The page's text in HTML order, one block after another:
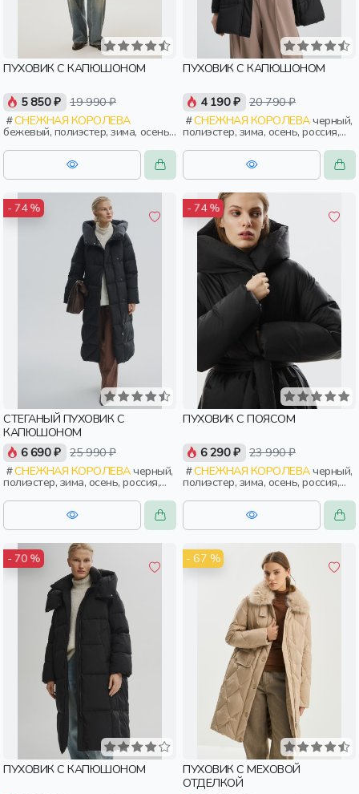
ПУХОВИК С КАПЮШОНОМ
5 850 ₽ 19 990 ₽
СНЕЖНАЯ КОРОЛЕВА
бежевый, полиэстер, зима, осень,
россия, прямые, капюшон,
застежка, утепленные, ворот,
кнопки, прорези, карман,
воротник, воротник-стойка,
ПУХОВИК С КАПЮШОНОМ
4 190 ₽ 20 790 ₽
СНЕЖНАЯ КОРОЛЕВАчерный,
полиэстер, зима, осень, россия,
капюшон, застежка, утепленные,
стеганые, кнопки, прорези,
карман, воротник, воротник-
стойка, женщины, взрослые
- 74 %
СТЕГАНЫЙ ПУХОВИК С
КАПЮШОНОМ
6 690 ₽ 25 990 ₽
СНЕЖНАЯ КОРОЛЕВАчерный,
полиэстер, зима, осень, россия,
прямые, удлиненные, капюшон,
застежка, кнопки, прорези,
карман, объемные, женщины,
взрослые
- 74 %
ПУХОВИК С ПОЯСОМ
6 290 ₽ 23 990 ₽
СНЕЖНАЯ КОРОЛЕВАчерный,
полиэстер, зима, осень, россия,
капюшон, застежка, утепленные,
приталенные, кнопки, прорези,
карман, пояс, женщины, взрослые
- 70 %
ПУХОВИК С КАПЮШОНОМ
- 67 %
ПУХОВИК С МЕХОВОЙ
ОТДЕЛКОЙ